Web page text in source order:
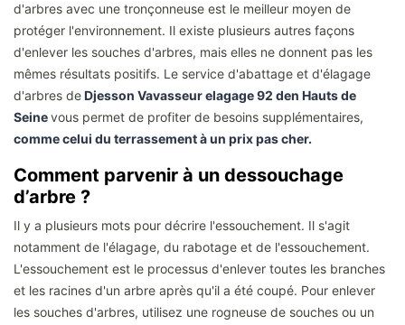
d'arbres avec une tronçonneuse est le meilleur moyen de
protéger l'environnement. Il existe plusieurs autres façons
d'enlever les souches d'arbres, mais elles ne donnent pas les
mêmes résultats positifs. Le service d'abattage et d'élagage
d'arbres deDjesson Vavasseur elagage 92 den Hauts de
Seinevous permet de profiter de besoins supplémentaires,
comme celui du terrassement à un prix pas cher.
Comment parvenir à un dessouchage
d’arbre ?
Il y a plusieurs mots pour décrire l'essouchement. Il s'agit
notamment de l'élagage, du rabotage et de l'essouchement.
L'essouchement est le processus d'enlever toutes les branches
et les racines d'un arbre après qu'il a été coupé. Pour enlever
les souches d'arbres, utilisez une rogneuse de souches ou un